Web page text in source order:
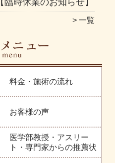
【臨時休業のお知らせ】
一覧
料金・施術の流れ
お客様の声
医学部教授・アスリー
ト・専門家からの推薦状